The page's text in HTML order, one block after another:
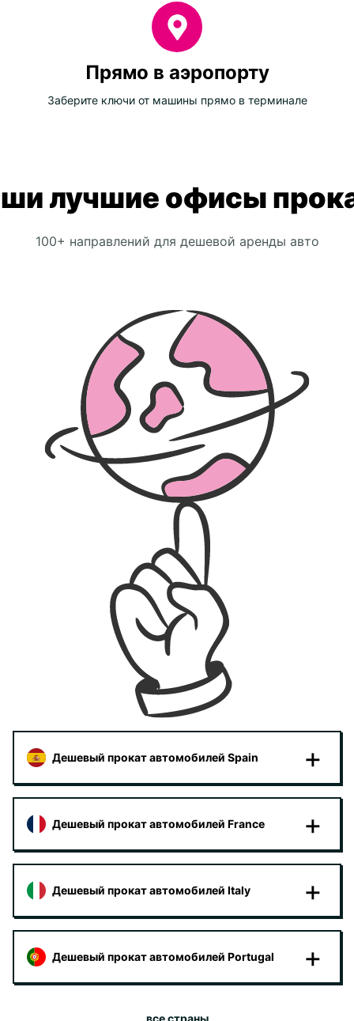
Прямо в аэропорту
Заберите ключи от машины прямо в терминале
лучшие офисы
100+ направлений для дешевой аренды авто
Дешевый прокат автомобилей Spain
Дешевый прокат автомобилей France
Дешевый прокат автомобилей Italy
Дешевый прокат автомобилей Portugal
все страны